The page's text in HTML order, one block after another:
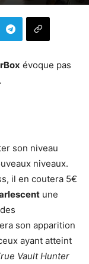
évoque pas
.
son niveau
niveaux.
il en coutera 5€
une
son apparition
ayant atteint
Vault Hunter